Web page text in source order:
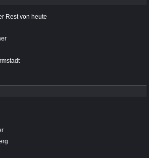
Rest von heute